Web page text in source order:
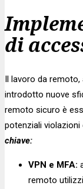
di
Il lavoro da remoto,
introdotto nuove
remoto sicuro è
potenziali violazioni
chiave:
VPN e MFA:
remoto